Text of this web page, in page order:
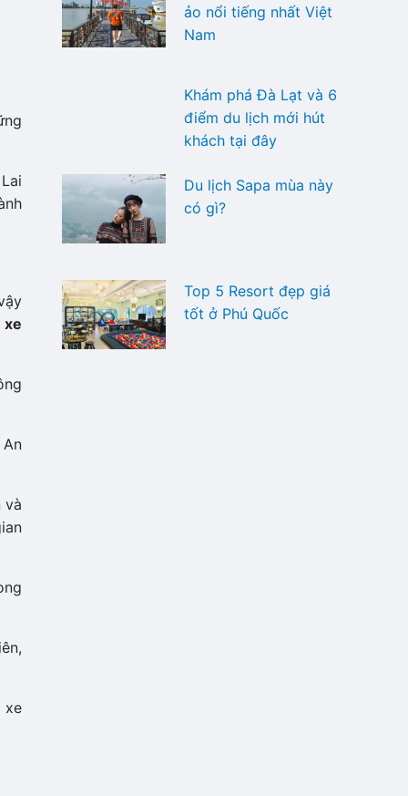
xe
và
xe
ảo nổi tiếng nhất Việt
Nam
Khám phá Đà Lạt và 6
điểm du lịch mới hút
khách tại đây
Du lịch Sapa mùa này
có gì?
Top 5 Resort đẹp giá
tốt ở Phú Quốc